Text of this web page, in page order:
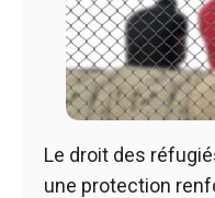
Le droit des
une protection